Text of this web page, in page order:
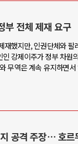
부 전체 제재 요구
했지만, 인권단체와
강제이주가 정부 차원
무역은 계속 유지하면
공격 주장… 호